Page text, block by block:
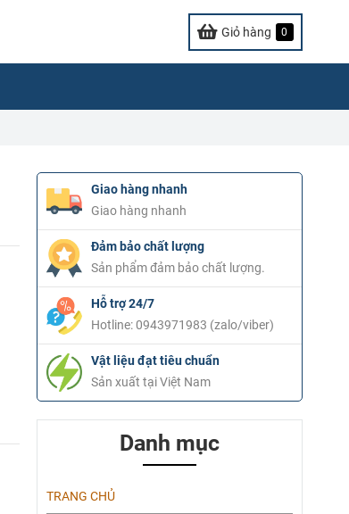
Giỏ hàng 0
Giao hàng nhanh
Giao hàng nhanh
Đảm bảo chất lượng
Sản phẩm đảm bảo chất lượng.
Hỗ trợ 24/7
Hotline: 0943971983 (zalo/viber)
Vật liệu đạt tiêu chuẩn
Sản xuất tại Việt Nam
Danh mục
TRANG CHỦ